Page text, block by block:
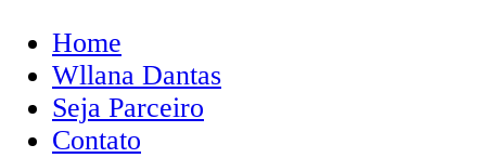
Home
Wllana Dantas
Seja Parceiro
Contato